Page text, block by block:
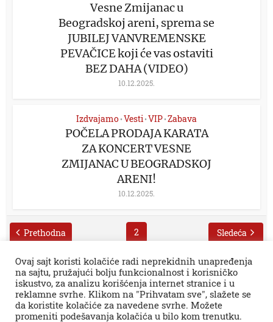
Vesne Zmijanac u
Beogradskoj areni, sprema se
JUBILEJ VANVREMENSKE
PEVAČICE koji će vas ostaviti
BEZ DAHA (VIDEO)
10.12.2025.
Izdvajamo•Vesti•VIP•Zabava
POČELA PRODAJA KARATA
ZA KONCERT VESNE
ZMIJANAC U BEOGRADSKOJ
ARENI!
10.12.2025.
Prethodna 2 Sledeća
Ovaj sajt koristi kolačiće radi neprekidnih unapređenja
na sajtu, pružajući bolju funkcionalnost i korisničko
iskustvo, za analizu korišćenja internet stranice i u
reklamne svrhe. Klikom na "Prihvatam sve", slažete se
da koristite kolačiće za navedene svrhe. Možete
promeniti podešavanja kolačića u bilo kom trenutku.